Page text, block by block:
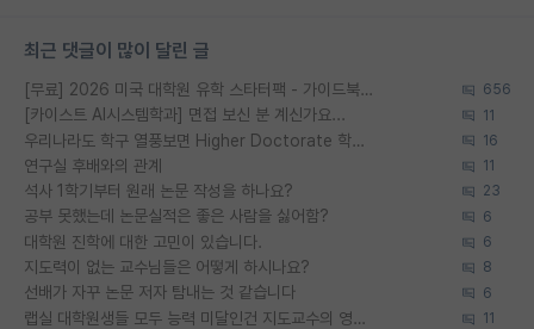
최근 댓글이 많이 달린 글
[무료] 2026 미국 대학원 유학 스타터팩 - 가이드북 & 합격자 컨택메일 템플릿 656
[카이스트 AI시스템학과] 면접 보신 분 계신가요... 11
우리나라도 학구 열풍보면 Higher Doctorate 학위가 필요하다고 봅니다. 16
연구실 후배와의 관계 11
석사 1학기부터 원래 논문 작성을 하나요? 23
공부 못했는데 논문실적은 좋은 사람을 싫어함? 6
대학원 진학에 대한 고민이 있습니다. 6
지도력이 없는 교수님들은 어떻게 하시나요? 8
선배가 자꾸 논문 저자 탐내는 것 같습니다 6
랩실 대학원생들 모두 능력 미달인건 지도교수의 영향 아닌가? 11